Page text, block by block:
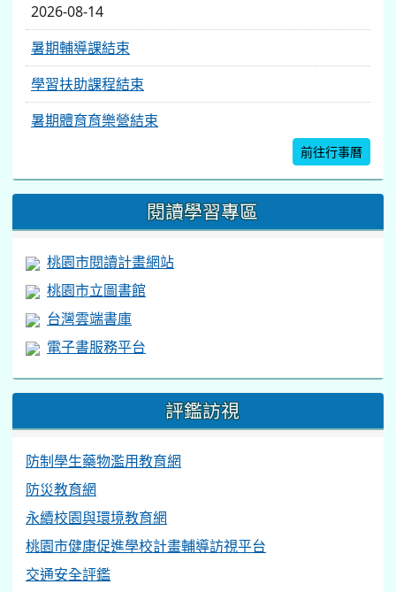
2026-08-14
暑期輔導課結束
學習扶助課程結束
暑期體育育樂營結束
前往行事曆
閱讀學習專區
桃園市閱讀計畫網站
桃園市立圖書館
台灣雲端書庫
電子書服務平台
評鑑訪視
防制學生藥物濫用教育網
防災教育網
永續校園與環境教育網
桃園市健康促進學校計畫輔導訪視平台
交通安全評鑑